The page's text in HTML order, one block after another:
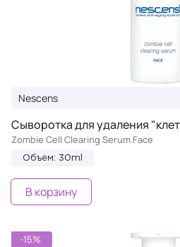
Nescens
Сыворотка для удаления
Zombie Cell Clearing Serum Face
Объем: 30ml
В корзину
-15%